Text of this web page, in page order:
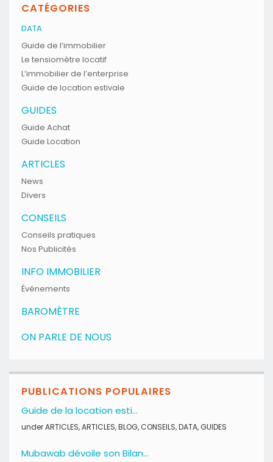
CATÉGORIES
DATA
Guide de l’immobilier
Le tensiomètre locatif
L’immobilier de l’enterprise
Guide de location estivale
GUIDES
Guide Achat
Guide Location
ARTICLES
News
Divers
CONSEILS
Conseils pratiques
Nos Publicités
INFO IMMOBILIER
Événements
BAROMÈTRE
ON PARLE DE NOUS
PUBLICATIONS POPULAIRES
Guide de la location esti...
underARTICLES,ARTICLES,BLOG,CONSEILS,DATA,GUIDES
Mubawab dévoile son Bilan...